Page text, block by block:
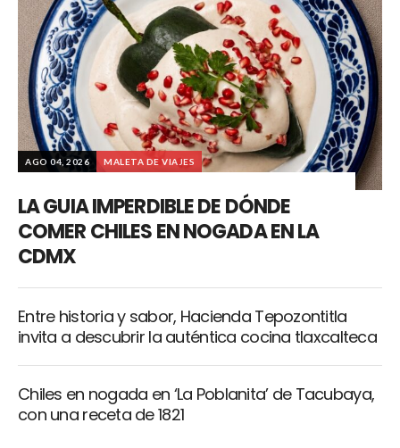
AGO 04, 2026 MALETA DE VIAJES
LA GUIA IMPERDIBLE DE DÓNDE
COMER CHILES EN NOGADA EN LA
CDMX
Entre historia y sabor, Hacienda Tepozontitla
invita a descubrir la auténtica cocina tlaxcalteca
Chiles en nogada en ‘La Poblanita’ de Tacubaya,
con una receta de 1821